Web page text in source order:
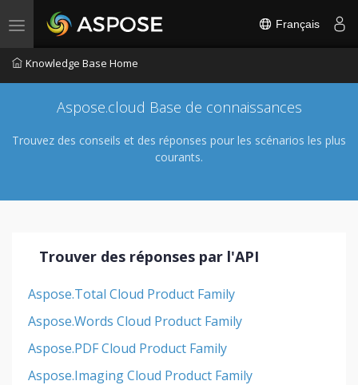
Toggle navigation Français
Knowledge Base Home
Aspose.cloud Base de connaissances
Trouvez des conseils et des réponses pour les scénarios les plus
courants.
Trouver des réponses par l'API
Aspose.Total Cloud Product Family
Aspose.Words Cloud Product Family
Aspose.PDF Cloud Product Family
Aspose.Imaging Cloud Product Family